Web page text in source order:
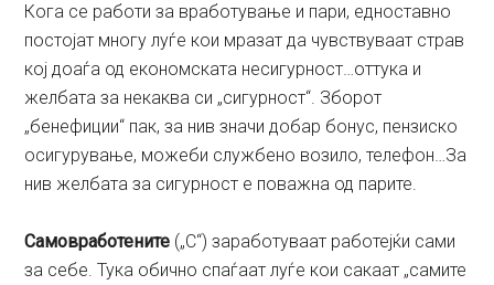
Кога се работи за вработување и пари, едноставно
постојат многу луѓе кои мразат да чувствуваат страв
кој доаѓа од економската несигурност…оттука и
желбата за некаква си „сигурност“. Зборот
„бенефиции“ пак, за нив значи добар бонус, пензиско
осигурување, можеби службено возило, телефон…За
нив желбата за сигурност е поважна од парите.
Самовработените („С“) заработуваат работејќи сами
за себе. Тука обично спаѓаат луѓе кои сакаат „самите